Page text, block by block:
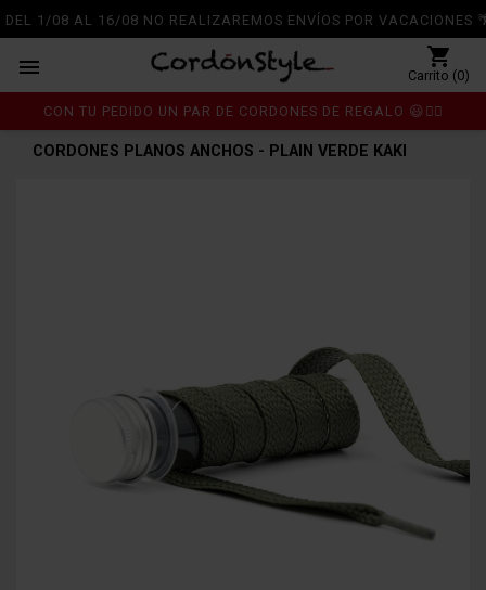
DEL 1/08 AL 16/08 NO REALIZAREMOS ENVÍOS POR VACACIONES
shopping_cart
Carrito (0)

CON TU PEDIDO UN PAR DE CORDONES DE REGALO 😃👍🏼
CORDONES PLANOS ANCHOS - PLAIN VERDE KAKI